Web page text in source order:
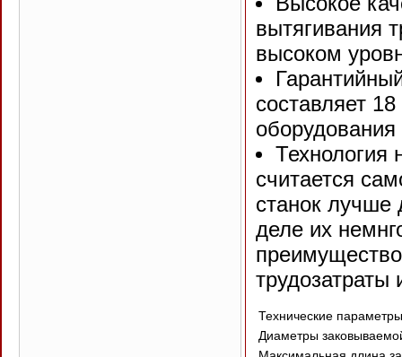
вытягивания
высоком
составляет
оборудования
Технология
считается
станок лучше
деле их
трудозатраты
Технические
Диаметры